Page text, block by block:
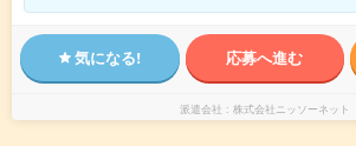
気になる! 応募へ進む
派遣会社 株式会社ニッソーネット